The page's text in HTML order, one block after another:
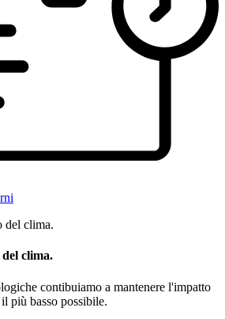
clima.
contibuiamo a mantenere l'impatto
più basso possibile.